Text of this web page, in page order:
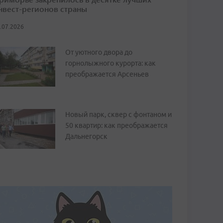
регионов страны
От уютного двора до
горнолыжного курорта: как
преображается Арсеньев
Новый парк, сквер с фонтаном и
50 квартир: как преображается
Дальнегорск